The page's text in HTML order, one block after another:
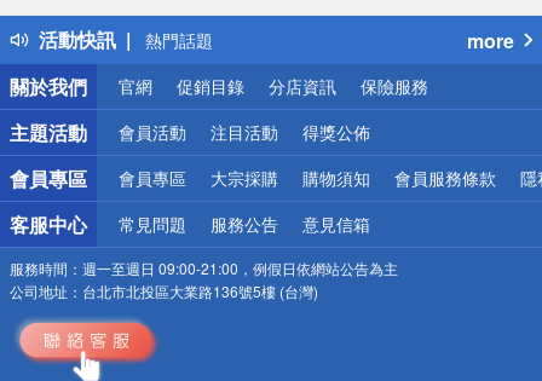
活動快訊
得獎公告
熱門話題
銀行優惠
偏遠地區配送
詐騙網頁！請小心！
more
關於我們
官網 促銷目錄 分店資訊 保險服務
主題活動 會員活動 注目活動 得獎公佈
會員專區 會員專區 大宗採購 購物須知 會員服務條款 隱
客服中心 常見問題 服務公告 意見信箱
服務時間： 週一至週日 09:00-21:00，例假日依網站公告為主
公司地址： 台北市北投區大業路136號5樓 (台灣)